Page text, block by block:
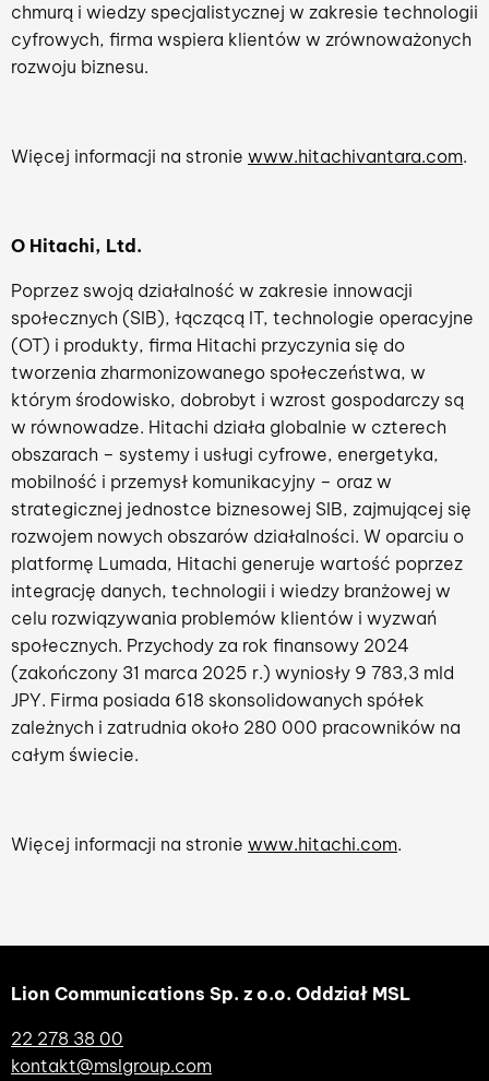
chmurą i wiedzy specjalistycznej w zakresie technologii
cyfrowych, firma wspiera klientów w zrównoważonych
rozwoju biznesu.
Więcej informacji na stronie www.hitachivantara.com.
O Hitachi, Ltd.
Poprzez swoją działalność w zakresie innowacji
społecznych (SIB), łączącą IT, technologie operacyjne
(OT) i produkty, firma Hitachi przyczynia się do
tworzenia zharmonizowanego społeczeństwa, w
którym środowisko, dobrobyt i wzrost gospodarczy są
w równowadze. Hitachi działa globalnie w czterech
obszarach – systemy i usługi cyfrowe, energetyka,
mobilność i przemysł komunikacyjny – oraz w
strategicznej jednostce biznesowej SIB, zajmującej się
rozwojem nowych obszarów działalności. W oparciu o
platformę Lumada, Hitachi generuje wartość poprzez
integrację danych, technologii i wiedzy branżowej w
celu rozwiązywania problemów klientów i wyzwań
społecznych. Przychody za rok finansowy 2024
(zakończony 31 marca 2025 r.) wyniosły 9 783,3 mld
JPY. Firma posiada 618 skonsolidowanych spółek
zależnych i zatrudnia około 280 000 pracowników na
całym świecie.
Więcej informacji na stronie www.hitachi.com.
Lion Communications Sp. z o.o. Oddział MSL
22 278 38 00
kontakt@mslgroup.com